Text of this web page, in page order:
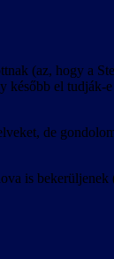
(az, hogy a
később el
de
is bekerüljenek